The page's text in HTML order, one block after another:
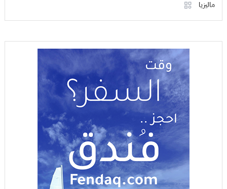
ماليزيا